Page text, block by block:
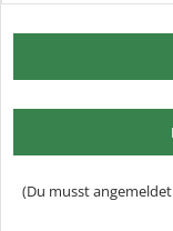
(Du musst